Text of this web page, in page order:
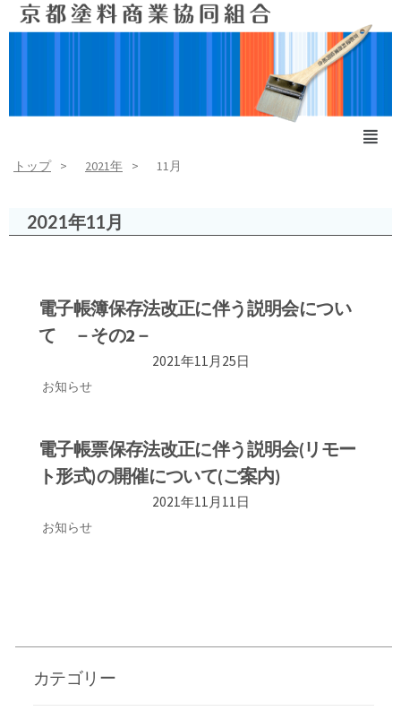
トップ 2021年 11月
2021年11月
電子帳簿保存法改正に伴う説明会につい
て －その2－
2021年11月25日
お知らせ
電子帳票保存法改正に伴う説明会(リモー
ト形式)の開催について(ご案内)
2021年11月11日
お知らせ
カテゴリー